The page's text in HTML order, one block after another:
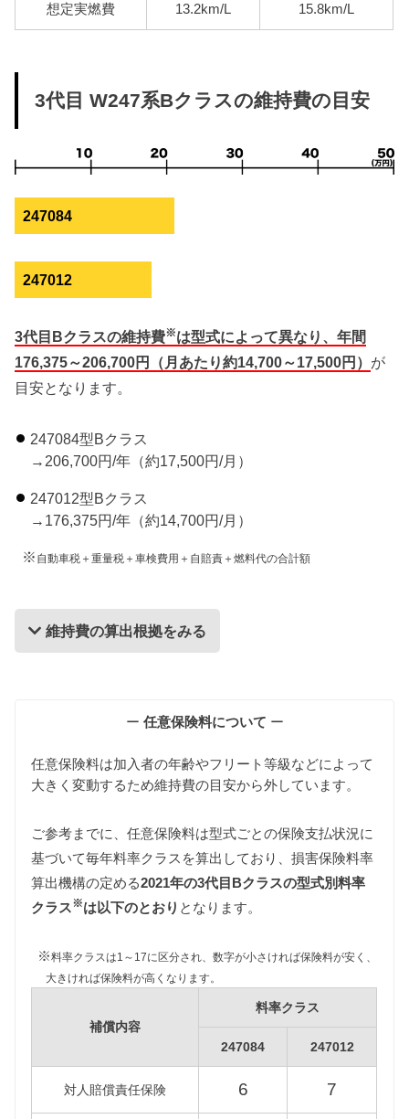
想定実燃費 13.2km/L 15.8km/L
3代目 W247系Bクラスの維持費の目安
247084
247012
3代目Bクラスの維持費※は型式によって異なり、年間
176,375～206,700円（月あたり約14,700～17,500円） が
目安となります。
247084型Bクラス
→206,700円/年（約17,500円/月）
247012型Bクラス
→176,375円/年（約14,700円/月）
※ 自動車税＋重量税＋車検費用＋自賠責＋燃料代の合計額
維持費の算出根拠をみる
維持費の算出根拠
自動車税
自動車税は排気量によって異なります。
247084型Bクラスは1000〜1500ccの課税クラス、
当します。
また自動車税制改正により2019年10月1日以降に新車
登録された3代目Bクラスの自動車税は減額されるた
め、維持費は新税額をもとに算出しています。
（2019年9月30日以前に新車登録された3代目Bクラ
スには旧税額が適用されます。）
型式 新税額（2019/10/1以降） 旧税額
ー 任意保険料について ー
任意保険料は加入者の年齢やフリート等級などによって
大きく変動するため維持費の目安から外しています。
ご参考までに、任意保険料は型式ごとの保険支払状況に
基づいて毎年料率クラスを算出しており、損害保険料率
算出機構の定める2021年の3代目Bクラスの型式別料率
クラス※は以下のとおり となります。
※料率クラスは1～17に区分され、数字が小さければ保険料が安く、
大きければ保険料が高くなります。
補償内容
料率クラス
247084 247012
対人賠償責任保険 6 7